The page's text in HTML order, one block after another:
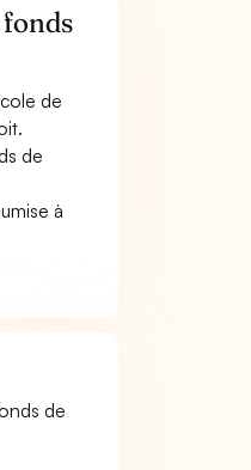
de
de
à
de